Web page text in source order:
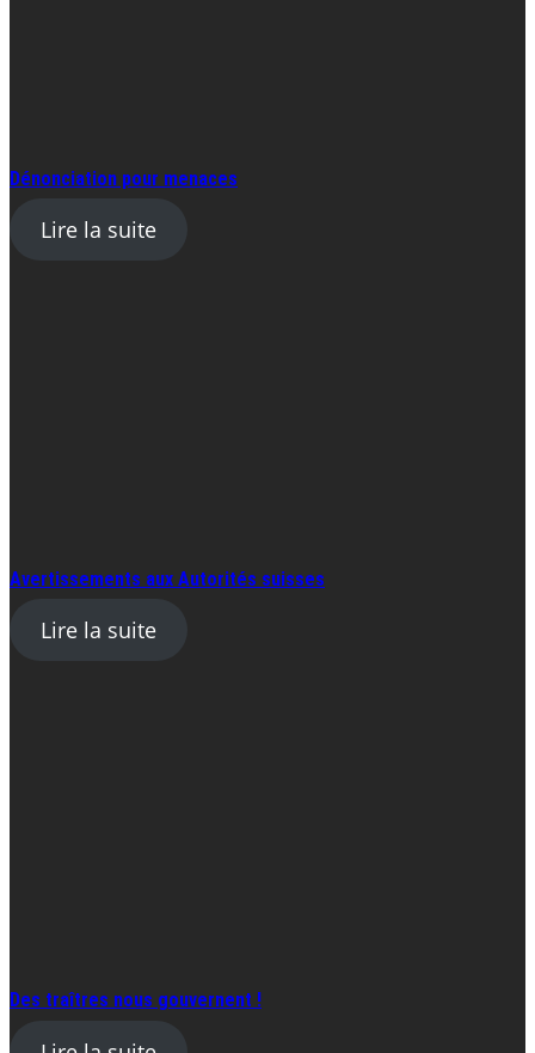
Dénonciation pour menaces
Lire la suite
Avertissements aux Autorités suisses
Lire la suite
Des traîtres nous gouvernent !